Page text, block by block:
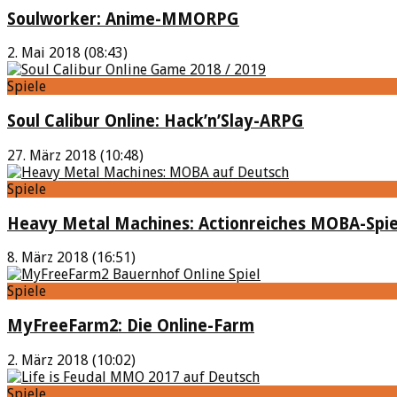
Soulworker: Anime-MMORPG
2. Mai 2018 (08:43)
Spiele
Soul Calibur Online: Hack’n’Slay-ARPG
27. März 2018 (10:48)
Spiele
Heavy Metal Machines: Actionreiches MOBA-
8. März 2018 (16:51)
Spiele
MyFreeFarm2: Die Online-Farm
2. März 2018 (10:02)